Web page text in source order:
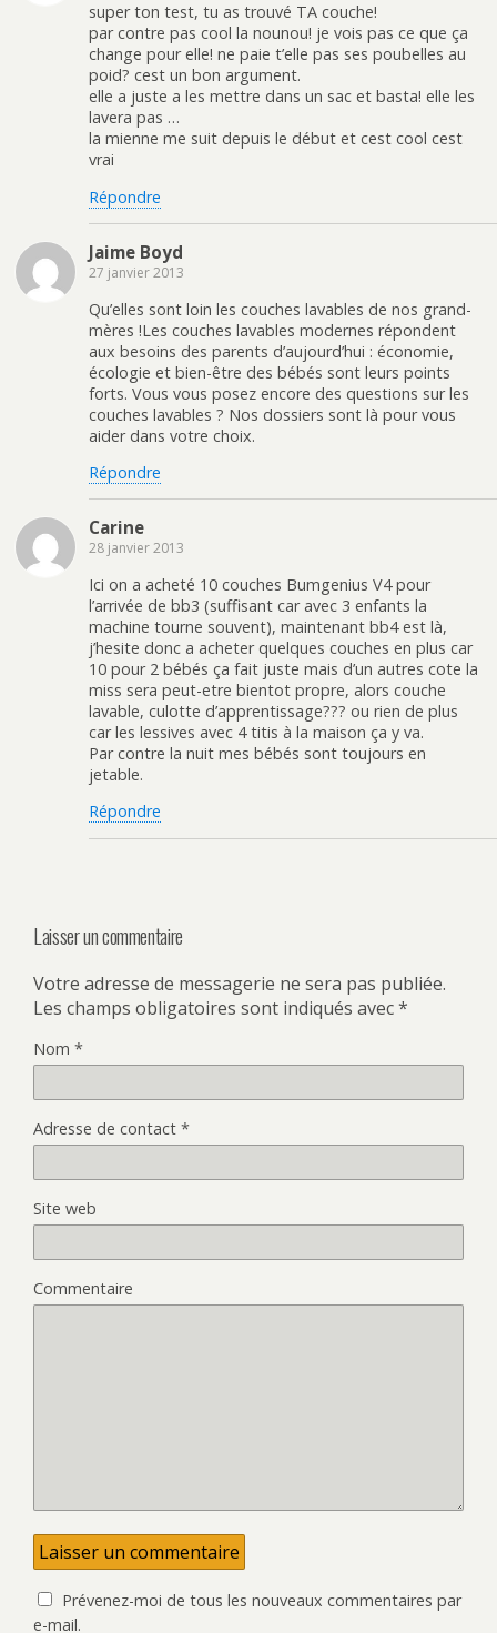
super ton test, tu as trouvé TA couche!
par contre pas cool la nounou! je vois pas ce que ça
change pour elle! ne paie t’elle pas ses poubelles au
poid? cest un bon argument.
elle a juste a les mettre dans un sac et basta! elle les
lavera pas …
la mienne me suit depuis le début et cest cool cest
vrai
Répondre
Jaime Boyd
27 janvier 2013
Qu’elles sont loin les couches lavables de nos grand-
mères !Les couches lavables modernes répondent
aux besoins des parents d’aujourd’hui : économie,
écologie et bien-être des bébés sont leurs points
forts. Vous vous posez encore des questions sur les
couches lavables ? Nos dossiers sont là pour vous
aider dans votre choix.
Répondre
Carine
28 janvier 2013
Ici on a acheté 10 couches Bumgenius V4 pour
l’arrivée de bb3 (suffisant car avec 3 enfants la
machine tourne souvent), maintenant bb4 est là,
j’hesite donc a acheter quelques couches en plus car
10 pour 2 bébés ça fait juste mais d’un autres cote la
miss sera peut-etre bientot propre, alors couche
lavable, culotte d’apprentissage??? ou rien de plus
car les lessives avec 4 titis à la maison ça y va.
Par contre la nuit mes bébés sont toujours en
jetable.
Répondre
Laisser un commentaire
Votre adresse de messagerie ne sera pas publiée.
Les champs obligatoires sont indiqués avec*
Nom *
Adresse de contact *
Site web
Commentaire
Prévenez-moi de tous les nouveaux commentaires par
e-mail.